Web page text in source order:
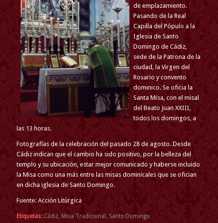
de emplazamiento.
Pasando de la Real
Capilla del Pópulo a la
Iglesia de Santo
Domingo de Cádiz,
sede de la Patrona de la
ciudad, la Virgen del
Rosario y convento
dominico. Se oficia la
Santa Misa, con el misal
del Beato Juan XXIII,
todos los domingos, a
las 13 horas.
Fotografías de la celebración del pasado 28 de agosto. Desde
Cádiz indican que el cambio ha sido positivo, por la belleza del
templo y su ubicación, estar mejor comunicado y haberse incluido
la Misa como una más entre las misas dominicales que se ofician
en dicha iglesia de Santo Domingo.
Fuente: Acción Litúrgica
Etiquetas: Cádiz, Misa Tradicional , Santo Domingo